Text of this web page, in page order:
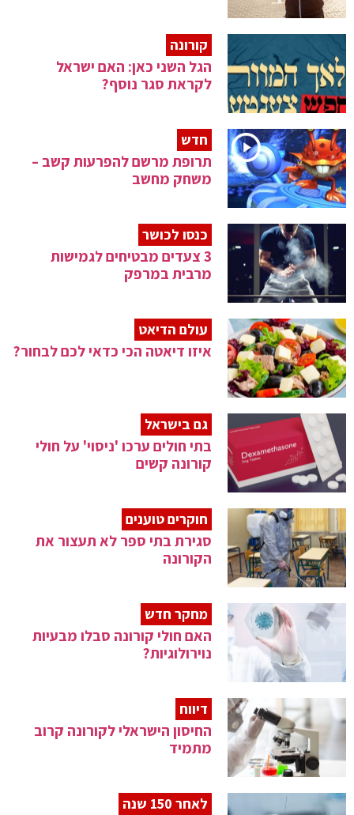
קורונה
הגל השני כאן: האם ישראל
לקראת סגר נוסף?
חדש
תרופת מרשם להפרעות קשב –
משחק מחשב
כנסו לכושר
3 צעדים מבטיחים לגמישות
מרבית במרפק
עולם הדיאט
איזו דיאטה הכי כדאי לכם לבחור?
גם בישראל
בתי חולים ערכו 'ניסוי' על חולי
קורונה קשים
חוקרים טוענים
סגירת בתי ספר לא תעצור את
הקורונה
מחקר חדש
האם חולי קורונה סבלו מבעיות
נוירולוגיות?
דיווח
החיסון הישראלי לקורונה קרוב
מתמיד
לאחר 150 שנה